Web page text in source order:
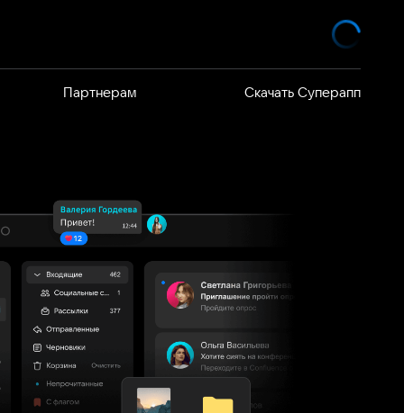
команд на
Партнерам Скачать Суперапп